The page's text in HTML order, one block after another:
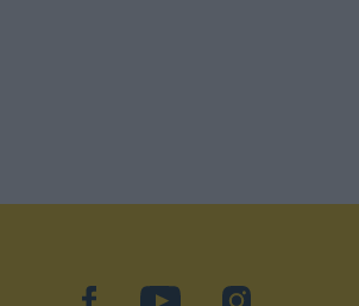
facebookYouTubeInstagram